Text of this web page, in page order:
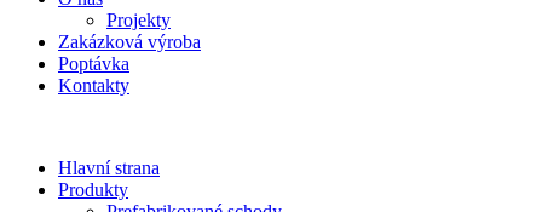
Projekty
Zakázková výroba
Poptávka
Kontakty
Hlavní strana
Produkty